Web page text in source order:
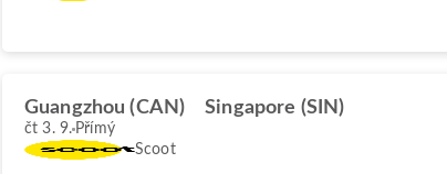
Guangzhou (CAN) Singapore (SIN)
čt 3. 9. Přímý
Scoot